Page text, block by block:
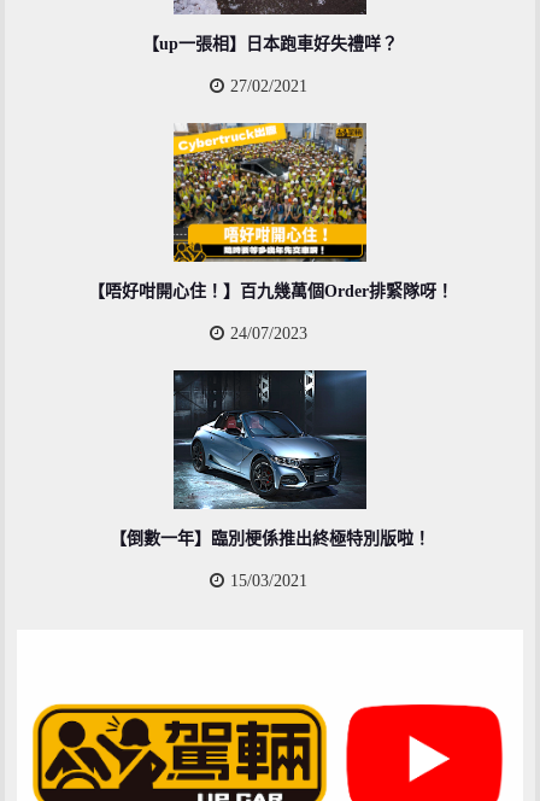
【up一張相】日本跑車好失禮咩？
27/02/2021
【唔好咁開心住！】百九幾萬個Order排緊隊呀！
24/07/2023
【倒數一年】臨別梗係推出終極特別版啦！
15/03/2021